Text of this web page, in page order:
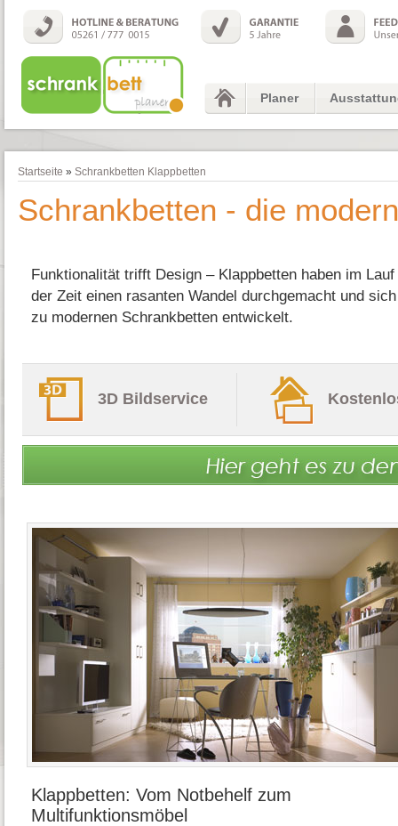
Planer
Startseite » Schrankbetten Klappbetten
Schrankbetten - die
Funktionalität trifft Design – Klappbetten haben im Lauf
der Zeit einen rasanten Wandel durchgemacht und sich
zu modernen Schrankbetten entwickelt.
3D Bildservice
Klappbetten: Vom Notbehelf zum
Multifunktionsmöbel